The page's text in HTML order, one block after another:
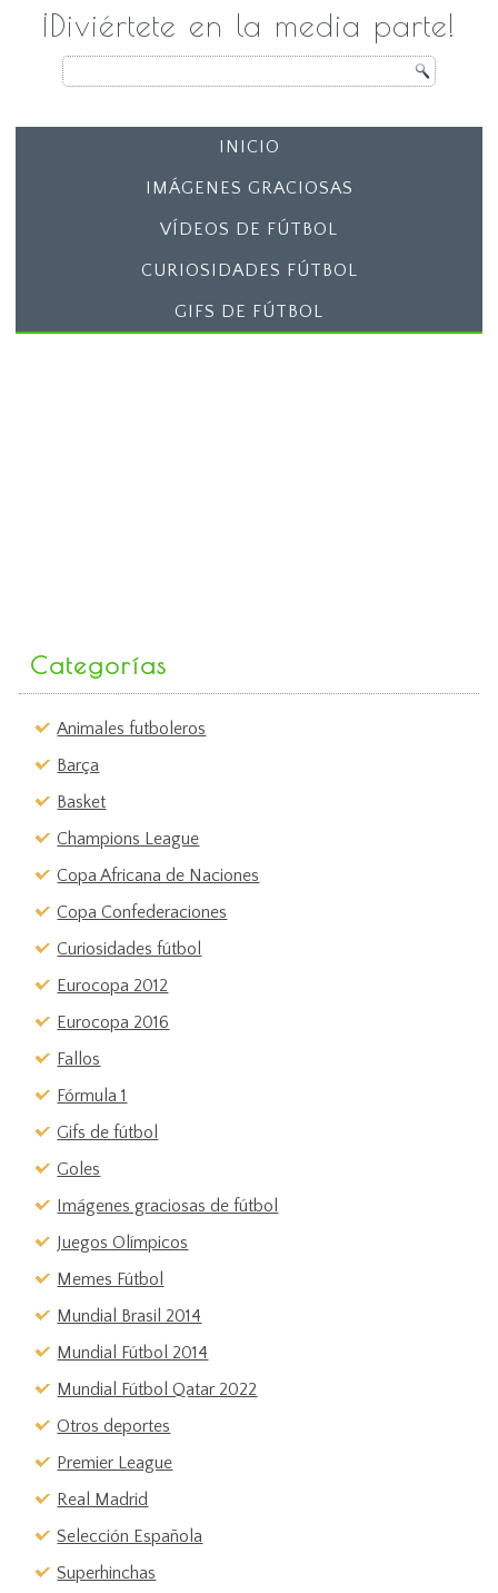
¡Diviértete en la media parte!
INICIO
IMÁGENES GRACIOSAS
VÍDEOS DE FÚTBOL
CURIOSIDADES FÚTBOL
GIFS DE FÚTBOL
Categorías
Animales futboleros
Barça
Basket
Champions League
Copa Africana de Naciones
Copa Confederaciones
Curiosidades fútbol
Eurocopa 2012
Eurocopa 2016
Fallos
Fórmula 1
Gifs de fútbol
Goles
Imágenes graciosas de fútbol
Juegos Olímpicos
Memes Fútbol
Mundial Brasil 2014
Mundial Fútbol 2014
Mundial Fútbol Qatar 2022
Otros deportes
Premier League
Real Madrid
Selección Española
Superhinchas